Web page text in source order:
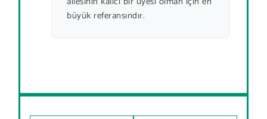
büyük referansındır.